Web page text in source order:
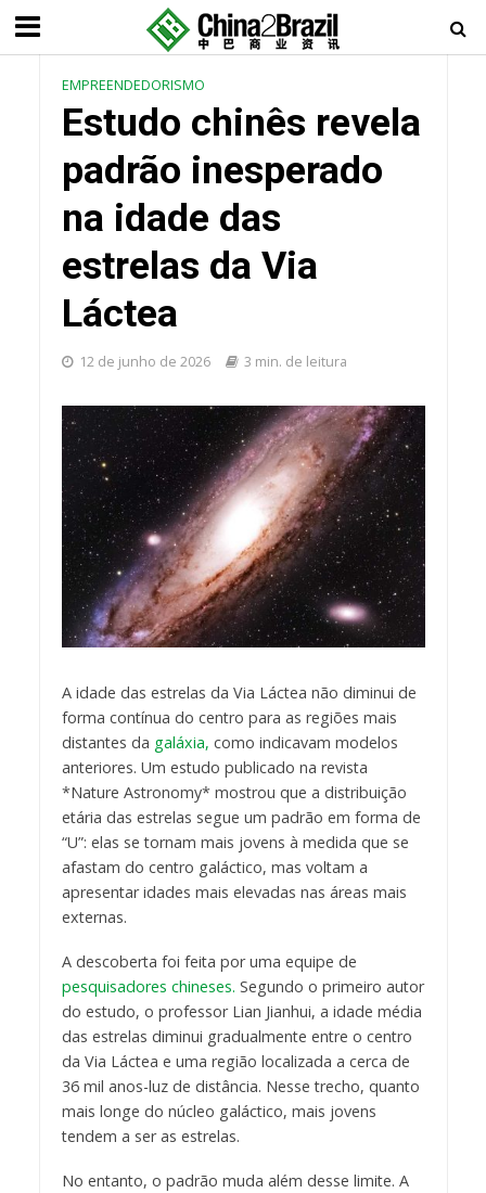
EMPREENDEDORISMO
Estudo chinês revela
padrão inesperado
na idade das
estrelas da Via
Láctea
12 de junho de 2026 3 min. de leitura
A idade das estrelas da Via Láctea não diminui de
forma contínua do centro para as regiões mais
distantes da galáxia, como indicavam modelos
anteriores. Um estudo publicado na revista
*Nature Astronomy* mostrou que a distribuição
etária das estrelas segue um padrão em forma de
“U”: elas se tornam mais jovens à medida que se
afastam do centro galáctico, mas voltam a
apresentar idades mais elevadas nas áreas mais
externas.
A descoberta foi feita por uma equipe de
pesquisadores chineses. Segundo o primeiro autor
do estudo, o professor Lian Jianhui, a idade média
das estrelas diminui gradualmente entre o centro
da Via Láctea e uma região localizada a cerca de
36 mil anos-luz de distância. Nesse trecho, quanto
mais longe do núcleo galáctico, mais jovens
tendem a ser as estrelas.
No entanto, o padrão muda além desse limite. A